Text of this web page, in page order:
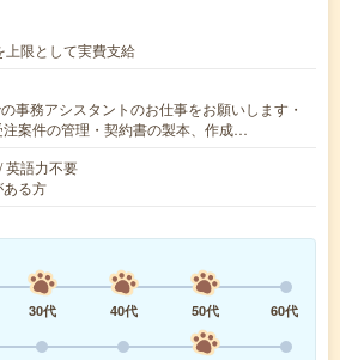
上限として実費支給
事務アシスタントのお仕事をお願いします・
注案件の管理・契約書の製本、作成…
英語力不要
る方
30代 40代 50代
60代